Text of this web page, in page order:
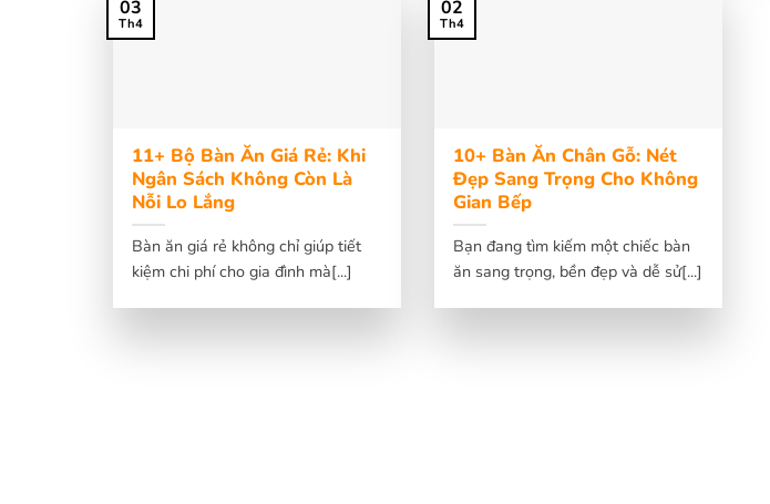
11+ Bộ Bàn Ăn Giá Rẻ: Khi
Ngân Sách Không Còn Là
Nỗi Lo Lắng
Bàn ăn giá rẻ không chỉ giúp tiết
kiệm chi phí cho gia đình mà[...]
03
Th4
10+ Bàn Ăn Chân Gỗ: Nét
Đẹp Sang Trọng Cho Không
Gian Bếp
Bạn đang tìm kiếm một chiếc bàn
ăn sang trọng, bền đẹp và dễ sử[...]
02
Th4